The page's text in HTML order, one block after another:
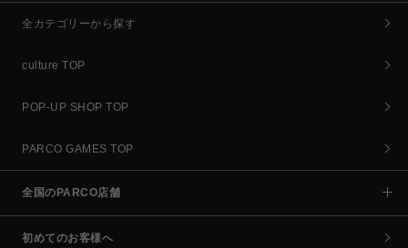
全カテゴリーから探す
culture TOP
POP-UP SHOP TOP
PARCO GAMES TOP
全国のPARCO店舗
初めてのお客様へ